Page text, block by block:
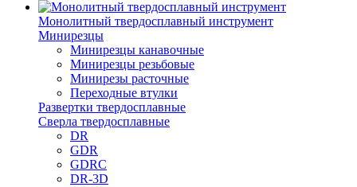
Монолитный твердосплавный инструмент
Минирезцы
Минирезцы канавочные
Минирезцы резьбовые
Минирезы расточные
Переходные втулки
Развертки твердосплавные
Сверла твердосплавные
DR
GDR
GDRC
DR-3D